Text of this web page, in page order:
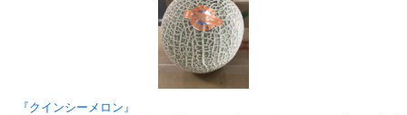
『クインシーメロン』